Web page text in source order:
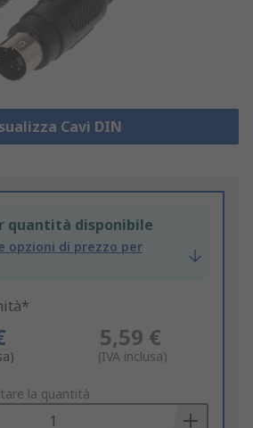
Cavi DIN
quantità disponibile
opzioni di prezzo per
5,59 €
(IVA inclusa)
la quantità